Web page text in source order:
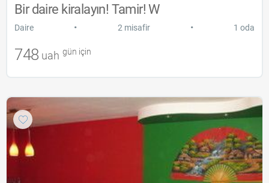
Bir daire kiralayın! Tamir! W
Daire • 2 misafir • 1 oda
748 uah gün için